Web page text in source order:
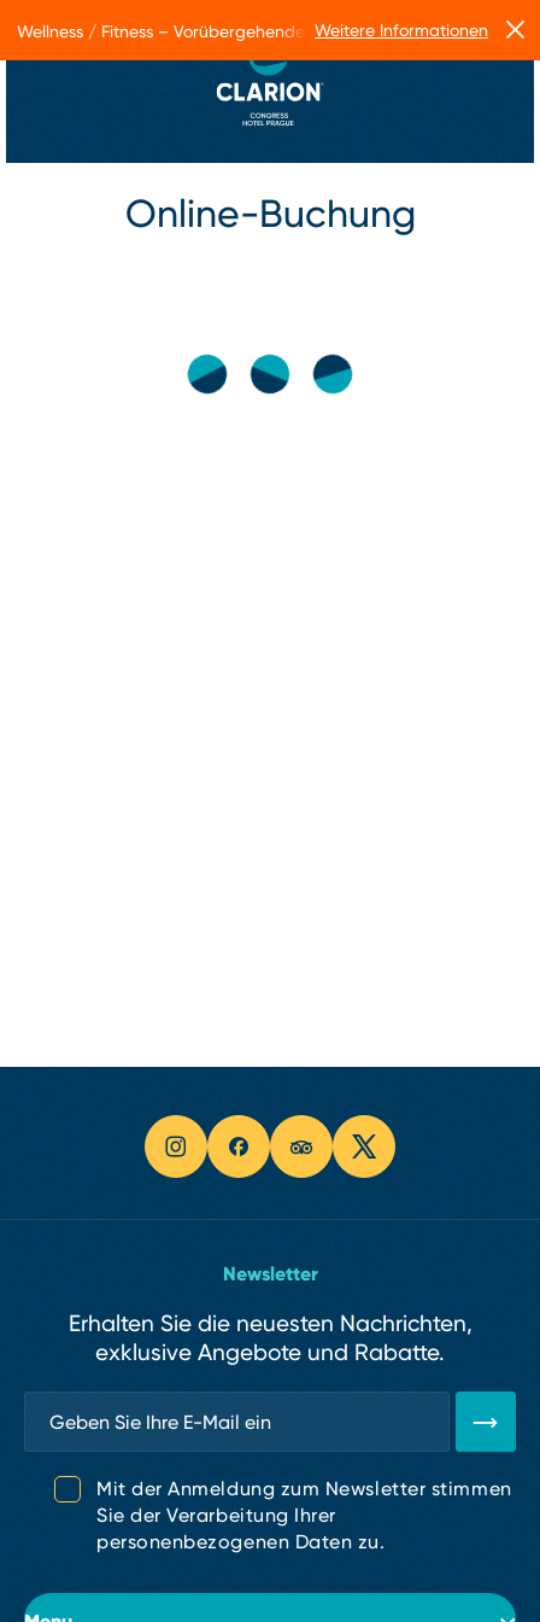
Online-Buchung
Newsletter
Erhalten Sie die neuesten Nachrichten,
exklusive Angebote und Rabatte.
Mit der Anmeldung zum Newsletter stimmen
Sie der Verarbeitung Ihrer
personenbezogenen Daten zu.
Wellness / Fitness – Vorübergehende Betriebseinschränkungen
Weitere Informationen